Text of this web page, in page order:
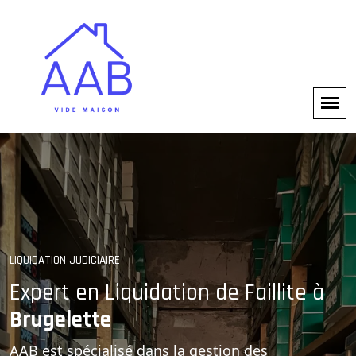
LIQUIDATION JUDICIAIRE
Expert en Liquidation de Faillite à
Brugelette
AAB est spécialisé dans la gestion des
SOLUTIONS PROFESSIONNELLES
Gestion Complète des
Faillites